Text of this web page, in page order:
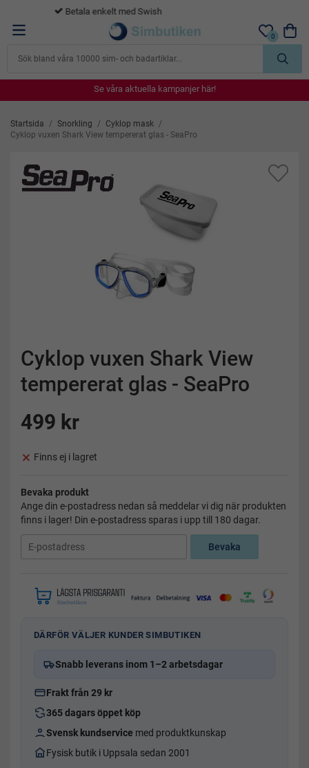
365 dagars öppet köp
0
Se våra aktuella kampanjer här!
Se våra aktuella kampanjer här!
Se våra aktuella kampanjer här!
Se våra aktuella kampanjer här!
Startsida / Snorkling / Cyklop mask /
Cyklop vuxen Shark View tempererat glas - SeaPro
Cyklop vuxen Shark View
tempererat glas - SeaPro
499 kr
Finns ej i lagret
Bevaka produkt
Ange din e-postadress nedan så meddelar vi dig när produkten
finns i lager! Din e-postadress sparas i upp till 180 dagar.
Bevaka
DÄRFÖR VÄLJER KUNDER SIMBUTIKEN
Snabb leverans inom 1–2 arbetsdagar
Frakt från 29 kr
365 dagars öppet köp
Svensk kundservice med produktkunskap
Fysisk butik i Uppsala sedan 2001